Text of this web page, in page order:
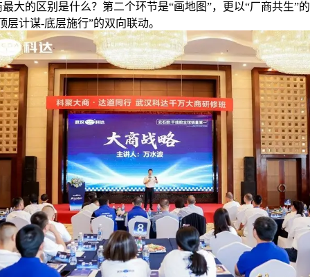
大的区别是什么？第二个环节是“画地图”，更以“厂商共生”
层计谋-底层施行”的双向联动。